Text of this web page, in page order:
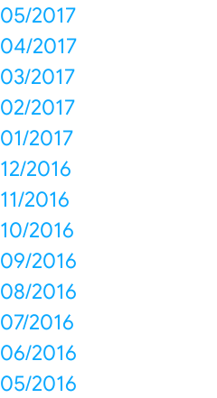
05/2017
04/2017
03/2017
02/2017
01/2017
12/2016
11/2016
10/2016
09/2016
08/2016
07/2016
06/2016
05/2016